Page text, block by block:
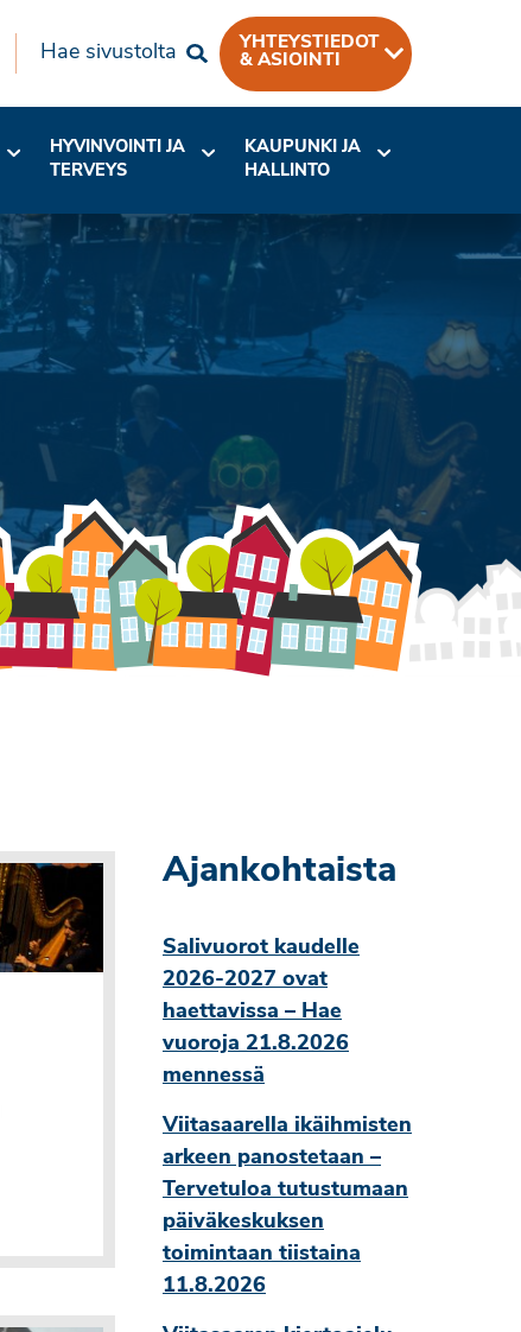
Hae sivustolta
YHTEYSTIEDOT
& ASIOINTI
HYVINVOINTI JA
TERVEYS
KAUPUNKI JA
HALLINTO
Ajankohtaista
Salivuorot kaudelle
2026-2027 ovat
haettavissa – Hae
vuoroja 21.8.2026
mennessä
Viitasaarella ikäihmisten
arkeen panostetaan –
Tervetuloa tutustumaan
päiväkeskuksen
toimintaan tiistaina
11.8.2026